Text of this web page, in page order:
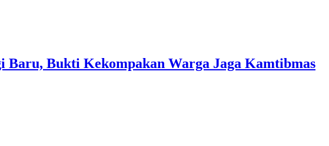
Baru, Bukti Kekompakan Warga Jaga Kamtibmas